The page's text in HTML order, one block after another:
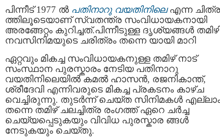
പിന്നീട് 1977 ൽ പതിനാറു വയതിനിലെ എന്ന ചിത്ര
ത്തിലൂടെയാണ് സ്വതന്ത്ര സംവിധായകനായി
അരങ്ങേറ്റം കുറിച്ചത്.പിന്നീടുള്ള ദൃശ്യങ്ങൾ
നവസിനിമയുടെ ചരിത്രം തന്നെ യായി മാറി
ഏറ്റവും മികച്ച സംവിധായകനുള്ള തമിഴ്‌ നാട്
സംസ്ഥാന പുരസ്കാരം നേടിയ പതിനാറു
വയതിനിലെയിൽ കമൽ ഹാസൻ, രജനികാന്ത്,
ശ്രീദേവി എന്നിവരുടെ മികച്ച പ്രകടനം കാഴ്ച
വെച്ചിരുന്നു. തുടർന്ന് ചെയ്ത സിനിമകൾ
തന്നെ തമിഴ് ചലച്ചിത്ര രംഗത്ത് ഏറെ ചർച്ച
ചെയ്യപ്പെടുകയും വിവിധ പുരസ്കാര ങ്ങൾ
നേടുകയും ചെയ്തു.